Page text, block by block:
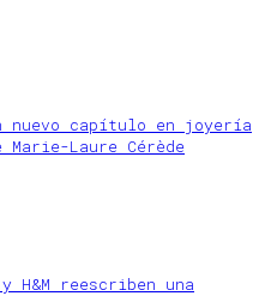
nuevo capítulo en joyería
Laure Cérède
H&M reescriben una